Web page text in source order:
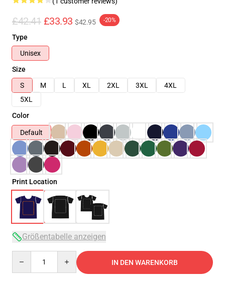
£42.41 £33.93 $42.95 -20%
Type
Unisex
Size
S
M L XL 2XL 3XL
4XL
5XL
Color
Default
Print Location
Größentabelle anzeigen
IN DEN WARENKORB